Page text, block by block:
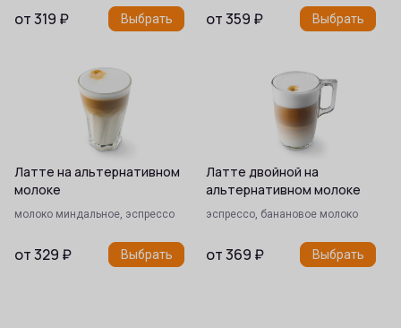
от319 ₽ Выбрать от359 ₽ Выбрать
Латте на альтернативном
молоке
молоко миндальное, эспрессо
от329 ₽ Выбрать
Латте двойной на
альтернативном молоке
эспрессо, банановое молоко
от369 ₽ Выбрать